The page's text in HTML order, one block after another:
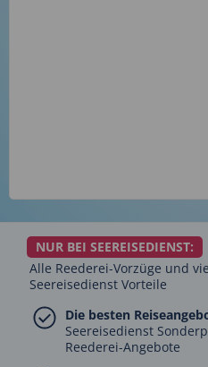
NUR BEI SEEREISEDIENST:
Alle Reederei-Vorzüge und
Seereisedienst Vorteile
Die besten
Seereisedienst
Reederei-Angebote